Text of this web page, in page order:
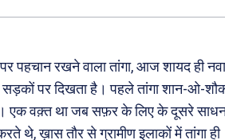
पहचान रखने वाला तांगा, आज शायद ही
सड़कों पर दिखता है। पहले तांगा शान-ओ-
एक वक़्त था जब सफ़र के लिए के दूसरे
थे, ख़ास तौर से ग्रामीण इलाकों में तांगा ही